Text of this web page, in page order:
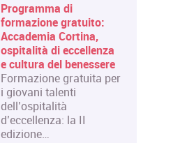
Programma di
formazione gratuito:
Accademia Cortina,
ospitalità di eccellenza
e cultura del benessere
Formazione gratuita per
i giovani talenti
dell’ospitalità
d’eccellenza: la II
edizione…